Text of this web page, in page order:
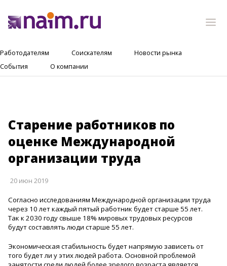
Работодателям Соискателям
Новости рынка
События
О компании
Старение работников по
оценке Международной
организации труда
20 июн 2019
Согласно исследованиям Международной организации труда
через 10 лет каждый пятый работник будет старше 55 лет.
Так к 2030 году свыше 18% мировых трудовых ресурсов
будут составлять люди старше 55 лет.
Экономическая стабильность будет напрямую зависеть от
того будет ли у этих людей работа. Основной проблемой